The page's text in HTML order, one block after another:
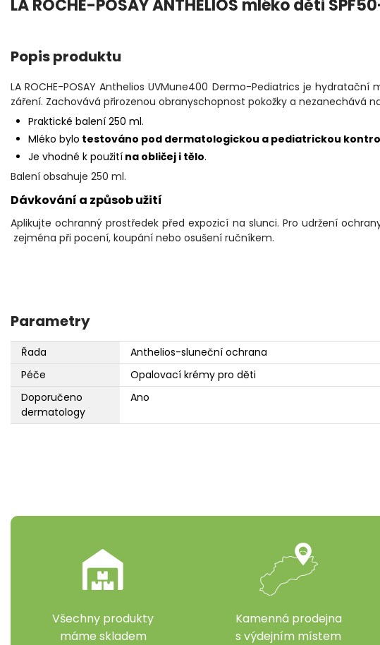
LA ROCHE-POSAY ANTHELIOS mléko děti
Popis produktu
LA ROCHE-POSAY Anthelios UVMune400 Dermo-Pediatrics je
záření. Zachovává přirozenou obranyschopnost pokožky a nezanechává
Praktické balení 250 ml.
Mléko bylo testováno pod dermatologickou a pediatrickou
Je vhodné k použití na obličej i tělo.
Balení obsahuje 250 ml.
Dávkování a způsob užití
Aplikujte ochranný prostředek před expozicí na slunci. Pro udržení
zejména při pocení, koupání nebo osušení ručníkem.
Parametry
Řada
Anthelios-sluneční ochrana
Péče
Opalovací krémy pro děti
Doporučeno
dermatology
Ano
Všechny produkty
máme skladem
Kamenná prodejna
s výdejním místem